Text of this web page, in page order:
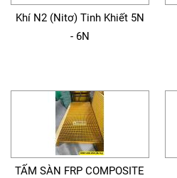
Khí N2 (Nitơ) Tinh Khiết 5N
- 6N
TẤM SÀN FRP COMPOSITE